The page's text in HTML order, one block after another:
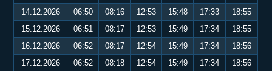
14.12.2026
06:50 08:16 12:53 15:48 17:33
18:55
15.12.2026
06:51 08:17 12:53 15:49 17:34
18:55
16.12.2026
06:52 08:17 12:54 15:49 17:34
18:56
17.12.2026
06:52 08:18 12:54 15:49 17:34
18:56